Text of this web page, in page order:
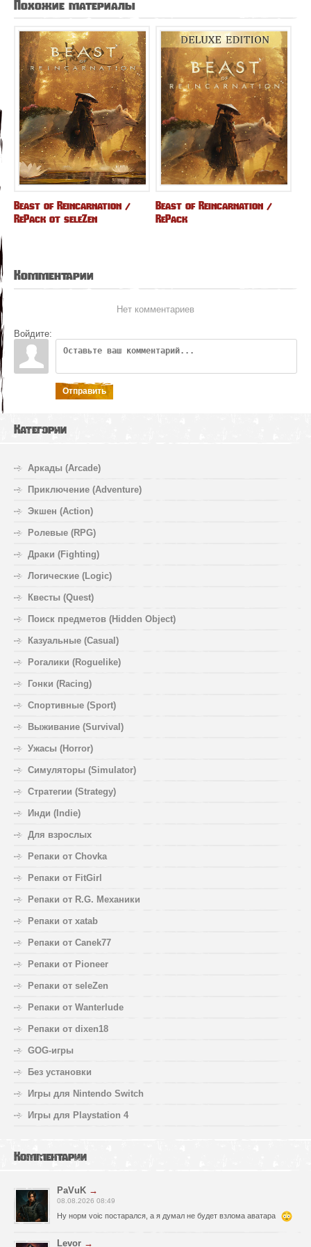
Похожие материалы
Beast of Reincarnation /
RePack от seleZen
Beast of Reincarnation /
RePack
Комментарии
Нет комментариев
Войдите:
Отправить
Категории
Аркады (Arcade)
Приключение (Adventure)
Экшен (Action)
Ролевые (RPG)
Драки (Fighting)
Логические (Logic)
Квесты (Quest)
Поиск предметов (Hidden Object)
Казуальные (Casual)
Рогалики (Roguelike)
Гонки (Racing)
Спортивные (Sport)
Выживание (Survival)
Ужасы (Horror)
Симуляторы (Simulator)
Стратегии (Strategy)
Инди (Indie)
Для взрослых
Репаки от Chovka
Репаки от FitGirl
Репаки от R.G. Механики
Репаки от xatab
Репаки от Canek77
Репаки от Pioneer
Репаки от seleZen
Репаки от Wanterlude
Репаки от dixen18
GOG-игры
Без установки
Игры для Nintendo Switch
Игры для Playstation 4
Комментарии
PaVuK →
08.08.2026 08:49
Ну норм voic постарался, а я думал не будет взлома аватара
Levor →